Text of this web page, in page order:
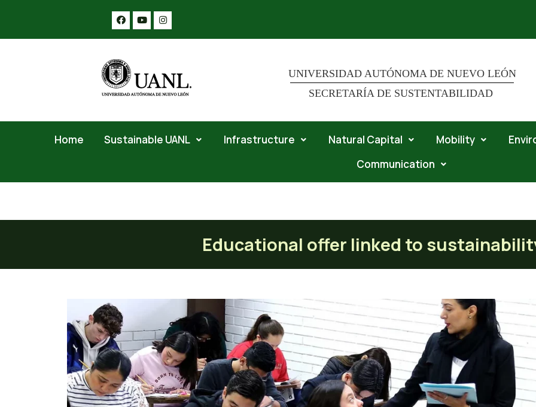
UNIVERSIDAD AUTÓNOMA DE NUEVO LEÓN
SECRETARÍA DE SUSTENTABILIDAD
Home Sustainable UANL Infrastructure Natural Capital Mobility
Communication
Educational offer linked to sustainability issues
Educational offer linked to